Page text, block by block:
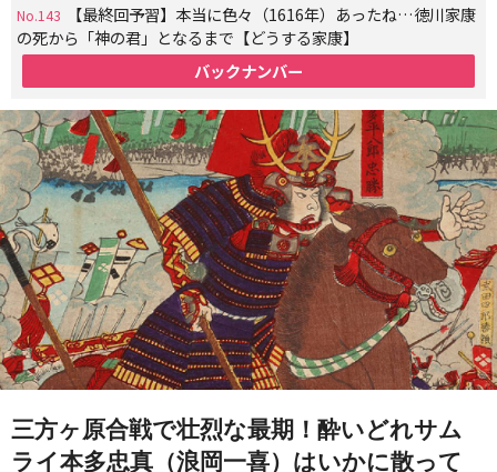
No.143
【最終回予習】本当に色々（1616年）あったね…徳川家康
の死から「神の君」となるまで【どうする家康】
バックナンバー
三方ヶ原合戦で壮烈な最期！酔いどれサム
ライ本多忠真（浪岡一喜）はいかに散って